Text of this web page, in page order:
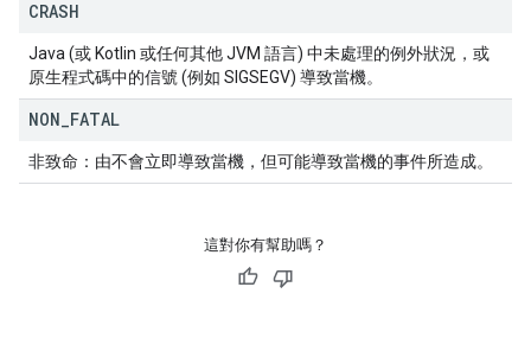
CRASH
Java (或 Kotlin 或任何其他 JVM 語言) 中未處理的例外狀況，或
原生程式碼中的信號 (例如 SIGSEGV) 導致當機。
NON FATAL
非致命：由不會立即導致當機，但可能導致當機的事件所造成。
這對你有幫助嗎？